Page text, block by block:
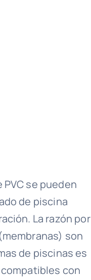
se pueden
de piscina
La razón por
son
de piscinas es
con